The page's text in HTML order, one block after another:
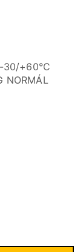
-30/+60°C
NORMÁL